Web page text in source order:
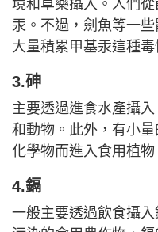
境和草藥攝入。人們
汞。不過，劍魚等一
大量積累甲基汞這種毒
3.砷
主要透過進食水產攝
和動物。此外，有小
化學物而進入食用植物
4.鎘
一般主要透過飲食攝